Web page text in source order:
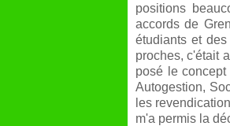
positions
accords de
étudiants et
proches, c'était
posé le
Autogestion,
les
m'a permis la